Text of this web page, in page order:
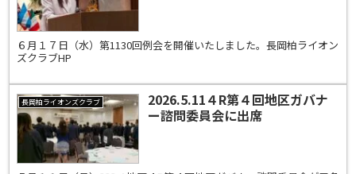
６月１７日（水）第1130回例会を開催いたしました。長岡柏ライオン
ズクラブHP
長岡柏ライオンズクラブ
2026.5.11４R第４回地区ガバナ
ー諮問委員会に出席